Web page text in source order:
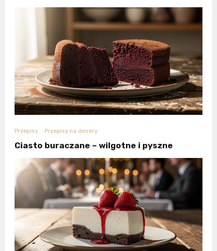
Przepisy Przepisy na desery
Ciasto buraczane – wilgotne i pyszne